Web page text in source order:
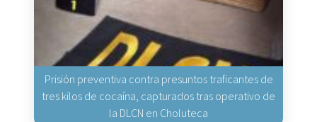
Prisión preventiva contra presuntos traficantes de
tres kilos de cocaína, capturados tras operativo de
la DLCN en Choluteca